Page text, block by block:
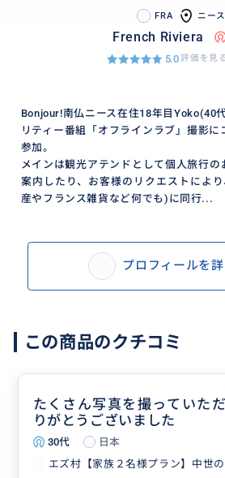
FRA ニース
French Riviera
5.0評価を見
Bonjour!南仏ニース在住18年目Yoko(40
リティー番組「オフラインラブ」撮影に
参加。
メインは観光アテンドとして個人旅行の
案内したり、お客様のリクエストによ
産やフランス雑貨など何でも)に同行...
プロフィールを
この商品のクチコミ
たくさん写真を撮っていた
りがとうございました
30代 日本
エズ村【家族２名様プラン】中世